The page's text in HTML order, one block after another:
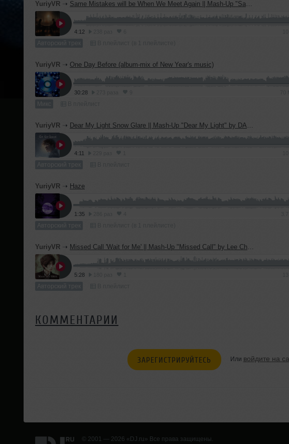
YuriyVR ➝ Same Mistakes will be When We Meet Again || Mash-Up "Same Mistakes" by Gen Neo and "Tell me your name when we meet again" by YuriyVR
4:12
Авторский трек
YuriyVR ➝ One Day Before (album-mix of New Year's music)
30:28
Микс
YuriyVR ➝ Dear My Light Snow Glare || Mash-Up "Dear My Light" by DAWN and "Snow Glare" by YuriyVR
4:11
Авторский трек
YuriyVR ➝ Haze
1:35
Авторский трек
YuriyVR ➝ Missed Call 'Wait for Me' || Mash-Up "Missed Call" by Lee Chan Hyuk and "Wait for Me" by YuriyVR
5:28
Авторский трек
КОММЕНТАРИИ
ЗАРЕГИСТРИРУЙТЕСЬ Или войдите на
© 2001 — 2026 «DJ.ru» Все права защищены.